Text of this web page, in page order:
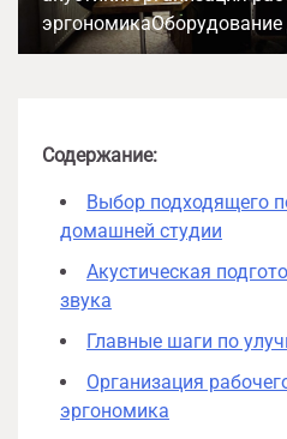
Содержание:
Выбор подходящего
домашней студии
Акустическая
звука
Главные шаги по
Организация
эргономика